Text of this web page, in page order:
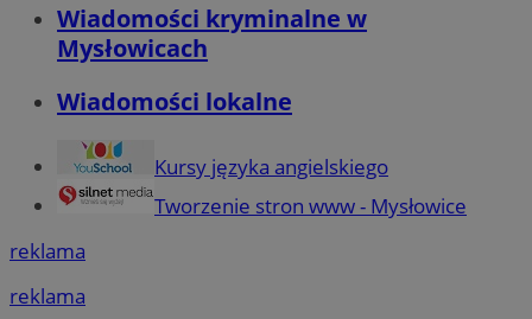
Wiadomości kryminalne w
Mysłowicach
Wiadomości lokalne
Kursy języka angielskiego
Tworzenie stron www - Mysłowice
reklama
reklama